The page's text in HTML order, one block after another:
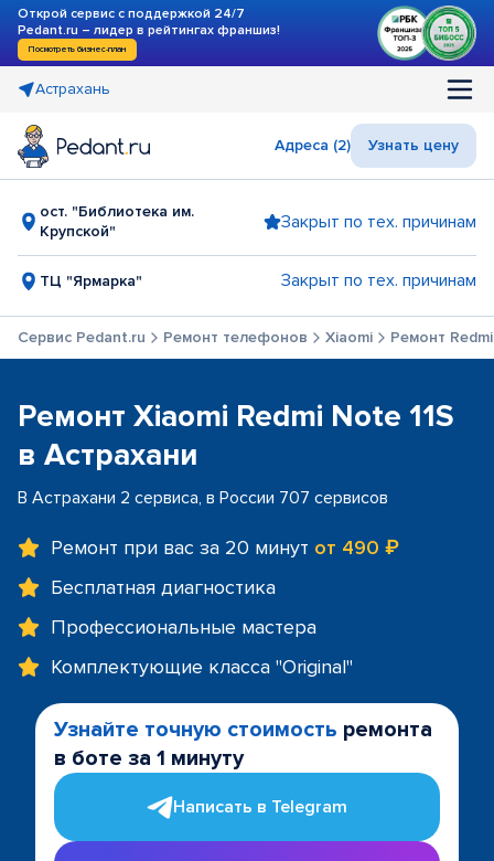
Открой сервис с поддержкой 24/7
Pedant.ru – лидер в рейтингах франшиз!
Посмотреть бизнес-план
Астрахань
Адреса (2) Узнать цену
ост. "Библиотека им.
Крупской"
Закрыт по тех. причинам
ТЦ "Ярмарка" Закрыт по тех. причинам
Сервис Pedant.ru Ремонт телефонов Xiaomi Ремонт
Ремонт Xiaomi Redmi Note 11S
в Астрахани
В Астрахани 2 сервиса, в России 707 сервисов
Ремонт при вас за 20 минут от 490 ₽
Бесплатная диагностика
Профессиональные мастера
Комплектующие класса "Original"
Узнайте точную стоимость ремонта
в боте за 1 минуту
Написать в Telegram